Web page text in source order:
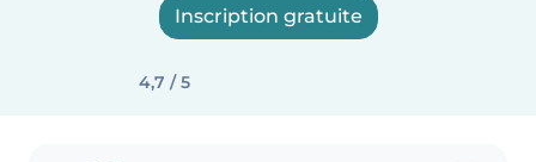
Inscription gratuite
4,7 / 5